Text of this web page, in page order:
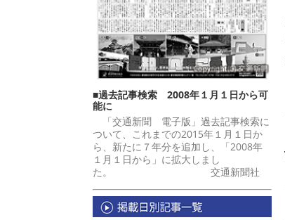
■過去記事検索 2008年１月１日から可
能に
「交通新聞 電子版」過去記事検索に
ついて、これまでの2015年１月１日か
ら、新たに７年分を追加し、「2008年
１月１日から」に拡大しまし
た。 交通新聞社